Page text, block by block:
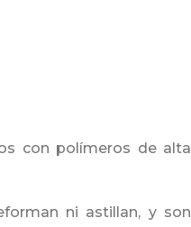
con polímeros de alta
ni astillan, y son